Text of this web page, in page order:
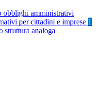
obblighi amministrativi
per cittadini e imprese 1
struttura analoga